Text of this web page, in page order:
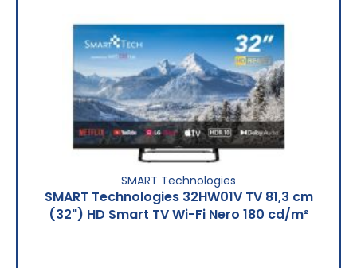
SMART Technologies
SMART Technologies 32HW01V TV 81,3 cm
(32") HD Smart TV Wi-Fi Nero 180 cd/m²